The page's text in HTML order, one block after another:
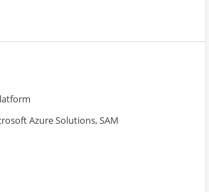
Azure Solutions, SAM